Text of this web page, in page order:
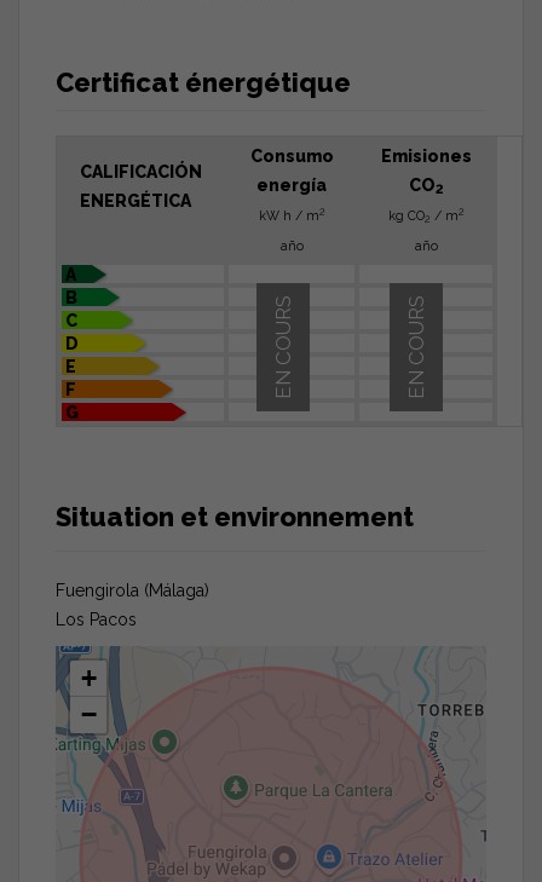
Certificat énergétique
CALIFICACIÓN
ENERGÉTICA
Consumo
energía
kW h / m2
año
Emisiones
CO2
kg CO2 / m2
año
A
B
C
D
E
F
G
EN COURS
EN COURS
Situation et environnement
Fuengirola (Málaga)
Los Pacos
+
−